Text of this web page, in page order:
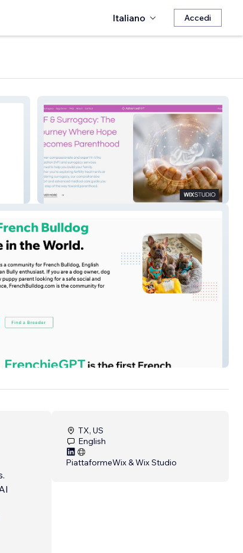
Italiano Accedi
Advanced IVF
TX, US
English
PiattaformeWix & Wix Studio